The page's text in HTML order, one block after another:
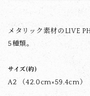
メタリック素材のLIVE
5種類。
サイズ(約)
A2 （42.0cm×59.4cm）